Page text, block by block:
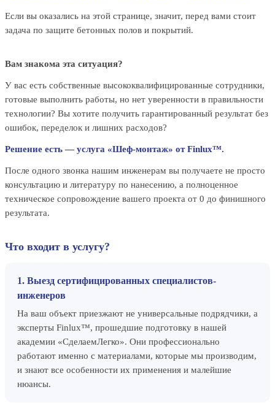
Если вы оказались на этой странице, значит, перед вами стоит
задача по защите бетонных полов и покрытий.
Вам знакома эта ситуация?
У вас есть собственные высококвалифицированные сотрудники,
готовые выполнить работы, но нет уверенности в правильности
технологии? Вы хотите получить гарантированный результат без
ошибок, переделок и лишних расходов?
Решение есть — услуга «Шеф-монтаж» от Finlux™.
После одного звонка нашим инженерам вы получаете не просто
консультацию и литературу по нанесению, а полноценное
техническое сопровождение вашего проекта от 0 до финишного
результата.
Что входит в услугу?
1. Выезд сертифицированных специалистов-
инженеров
На ваш объект приезжают не универсальные подрядчики, а
эксперты Finlux™, прошедшие подготовку в нашей
академии «СделаемЛегко». Они профессионально
работают именно с материалами, которые мы производим,
и знают все особенности их применения и малейшие
нюансы.